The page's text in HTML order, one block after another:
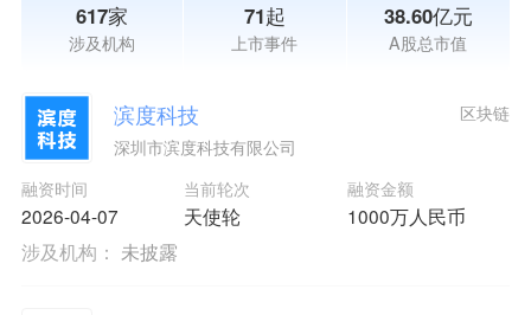
617家
涉及机构
71起
上市事件
38.60亿元
A股总市值
滨度科技
深圳市滨度科技有限公司
融资时间
2026-04-07
当前轮次
天使轮
融资金额
1000万人民币
区块链
涉及机构： 未披露